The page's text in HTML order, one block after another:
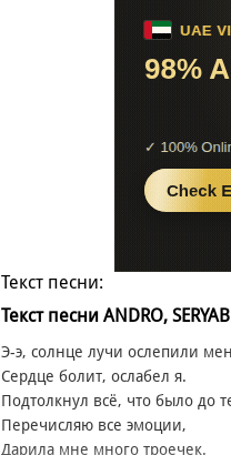
Текст песни:
Текст песни ANDRO,
Э-э, солнце лучи ослепили
Сердце болит, ослабел я.
Подтолкнул всё, что было до
Перечисляю все эмоции,
Дарила мне много троечек.